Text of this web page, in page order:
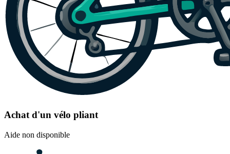
Achat d'un vélo pliant
Aide non disponible